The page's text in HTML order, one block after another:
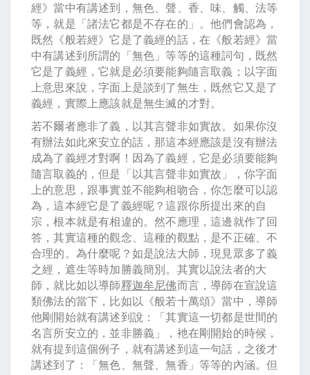
經》當中有講述到，無色、聲、香、味、觸、法等
等，就是「諸法它都是不存在的」。他們會認為，
既然《般若經》它是了義經的話，在《般若經》當
中有講述到所謂的「無色」等等的這種詞句，既然
它是了義經，它就是必須要能夠隨言取義；以字面
上意思來說，字面上是談到了無生，既然它又是了
義經，實際上應該就是無生滅的才對。
若不爾者應非了義，以其言聲非如實故。如果你沒
有辦法如此來安立的話，那這本經應該是沒有辦法
成為了義經才對啊！因為了義經，它是必須要能夠
隨言取義的，但是「以其言聲非如實故」，你字面
上的意思，跟事實並不能夠相吻合，你怎麼可以認
為，這本經它是了義經呢？這跟你所提出來的自
宗，根本就是有相違的。然不應理，這邊就作了回
答，其實這種的觀念、這種的觀點，是不正確、不
合理的。為什麼呢？如是說法大師，現見眾多了義
之經，遮生等時加勝義簡別。其實以說法者的大
師，就比如以導師釋迦牟尼佛而言，導師在宣說這
類佛法的當下，比如以《般若十萬頌》當中，導師
他剛開始就有講述到說：「其實這一切都是世間的
名言所安立的，並非勝義」，衪在剛開始的時候，
就有提到這個例子，就有講述到這一句話，之後才
講述到了：「無色、無聲、無香」等等的內涵。但